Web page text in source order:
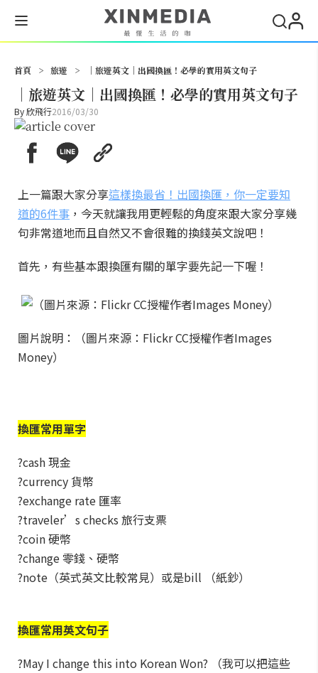
首頁 > 旅遊 > │旅遊英文│出國換匯！必學的實用英文句子
│旅遊英文│出國換匯！必學的實用英文句子
By欣飛行2016/03/30
上一篇跟大家分享這樣換最省！出國換匯，你一定要知
道的6件事 ，今天就讓我用更輕鬆的角度來跟大家分享幾
句非常道地而且自然又不會很難的換錢英文說吧！
首先，有些基本跟換匯有關的單字要先記一下喔！
圖片說明：（圖片來源：Flickr CC授權作者Images
Money）
換匯常用單字
?cash 現金
?currency 貨幣
?exchange rate 匯率
?traveler’s checks 旅行支票
?coin 硬幣
?change 零錢、硬幣
?note（英式英文比較常見）或是bill （紙鈔）
換匯常用英文句子
?May I change this into Korean Won? （我可以把這些